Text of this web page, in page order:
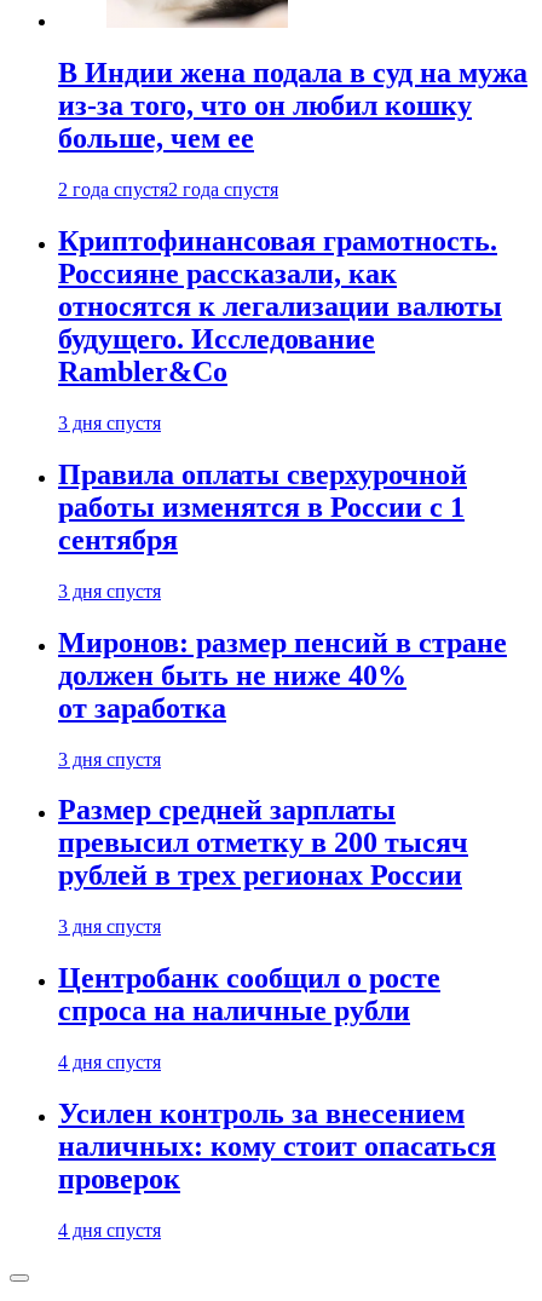
В Индии жена подала в суд на мужа
из-за того, что он любил кошку
больше, чем ее
2 года спустя2 года спустя
Криптофинансовая грамотность.
Россияне рассказали, как
относятся к легализации валюты
будущего. Исследование
Rambler&Co
3 дня спустя
Правила оплаты сверхурочной
работы изменятся в России с 1
сентября
3 дня спустя
Миронов: размер пенсий в стране
должен быть не ниже 40%
от заработка
3 дня спустя
Размер средней зарплаты
превысил отметку в 200 тысяч
рублей в трех регионах России
3 дня спустя
Центробанк сообщил о росте
спроса на наличные рубли
4 дня спустя
Усилен контроль за внесением
наличных: кому стоит опасаться
проверок
4 дня спустя